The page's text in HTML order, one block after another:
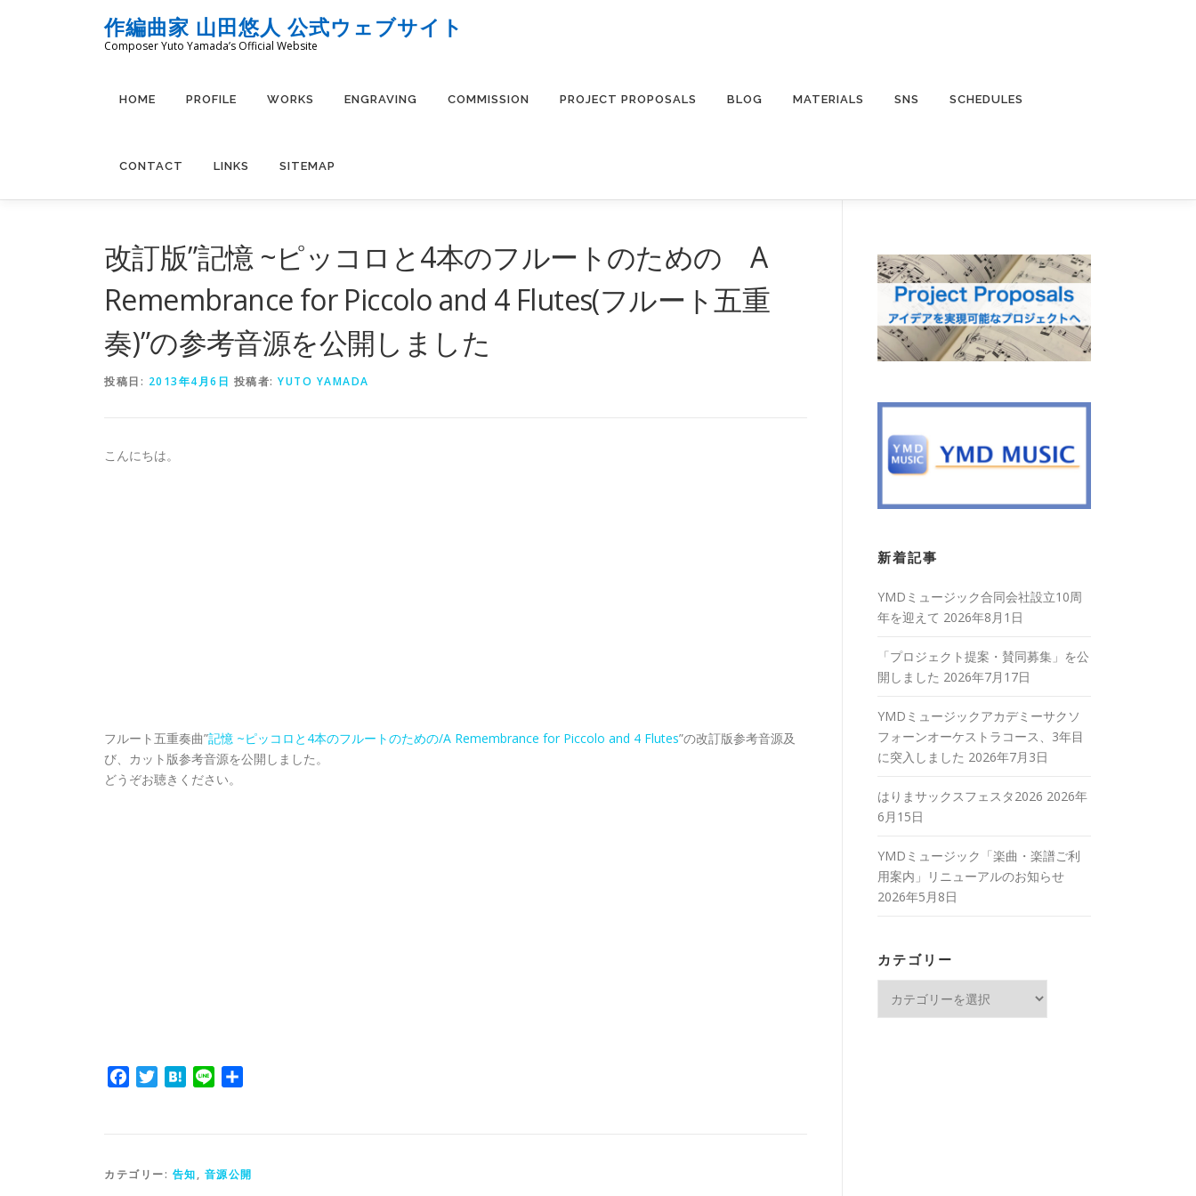
作編曲家 山田悠人 公式ウェブサイト
Composer Yuto Yamada’s Official Website
HOME PROFILE WORKS ENGRAVING COMMISSION PROJECT PROPOSALS BLOG MATERIALS SNS SCHEDULES
CONTACT LINKS SITEMAP
改訂版”記憶 ~ピッコロと4本のフルートのための A
Remembrance for Piccolo and 4 Flutes(フルート五重
奏)”の参考音源を公開しました
投稿日: 2013年4月6日 投稿者: YUTO YAMADA
こんにちは。
フルート五重奏曲”記憶 ~ピッコロと4本のフルートのための/A Remembrance for Piccolo and 4 Flutes”の改訂版参考音源及
び、カット版参考音源を公開しました。
どうぞお聴きください。
FacebookTwitterHatena
Line
カテゴリー: 告知, 音源公開
新着記事
YMDミュージック合同会社設立10周
年を迎えて 2026年8月1日
「プロジェクト提案・賛同募集」を公
開しました 2026年7月17日
YMDミュージックアカデミーサクソ
フォーンオーケストラコース、3年目
に突入しました 2026年7月3日
はりまサックスフェスタ2026 2026年
6月15日
YMDミュージック「楽曲・楽譜ご利
用案内」リニューアルのお知らせ
2026年5月8日
カテゴリー